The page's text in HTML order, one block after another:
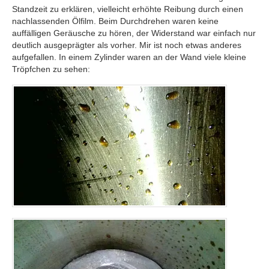
Standzeit zu erklären, vielleicht erhöhte Reibung durch einen
nachlassenden Ölfilm. Beim Durchdrehen waren keine
auffälligen Geräusche zu hören, der Widerstand war einfach nur
deutlich ausgeprägter als vorher. Mir ist noch etwas anderes
aufgefallen. In einem Zylinder waren an der Wand viele kleine
Tröpfchen zu sehen: